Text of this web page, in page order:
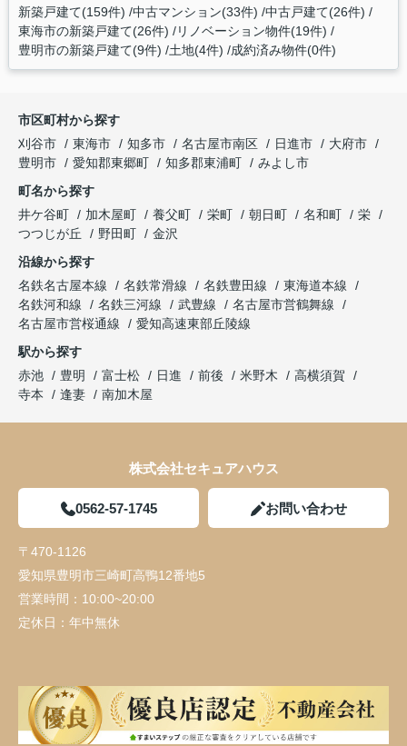
新築戸建て(159件) 中古マンション(33件) 中古戸建て(26件)
東海市の新築戸建て(26件) リノベーション物件(19件)
豊明市の新築戸建て(9件) 土地(4件) 成約済み物件(0件)
市区町村から探す
刈谷市
東海市 知多市 名古屋市南区 日進市
大府市
豊明市
愛知郡東郷町 知多郡東浦町
みよし市
町名から探す
井ケ谷町
加木屋町 養父町 栄町 朝日町 名和町
栄
つつじが丘
野田町
金沢
沿線から探す
名鉄名古屋本線
名鉄常滑線 名鉄豊田線
東海道本線
名鉄河和線
名鉄三河線 武豊線
名古屋市営鶴舞線
名古屋市営桜通線
愛知高速東部丘陵線
駅から探す
赤池
豊明 富士松 日進 前後 米野木
高横須賀
寺本
逢妻 南加木屋
株式会社セキュアハウス
0562-57-1745 お問い合わせ
〒470-1126
愛知県豊明市三崎町高鴨12番地5
営業時間： 10:00~20:00
定休日： 年中無休